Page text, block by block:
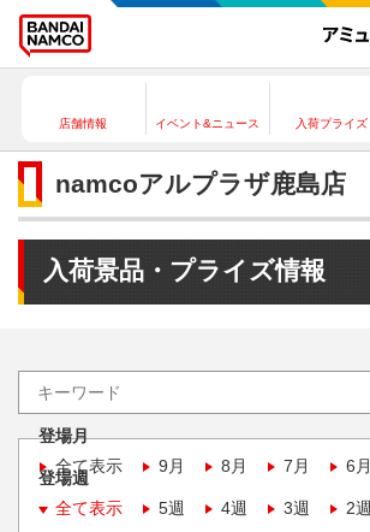
店舗情報 イベント&ニュース 入荷プライズ
namcoアルプラザ鹿島店
入荷景品・プライズ情報
登場月
全て表示
9月 8月 7月 6月
登場週
全て表示
5週 4週 3週 2週